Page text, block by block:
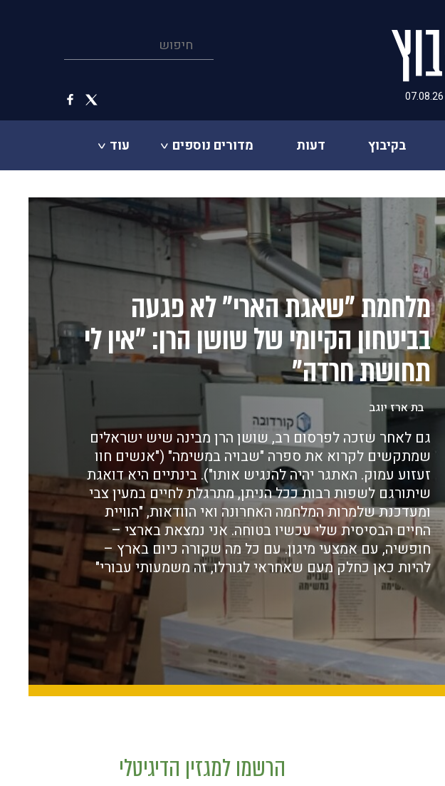
בקיבוץ דעות מדורים נוספים עוד
מלחמת "שאגת הארי" לא פגעה
בביטחון הקיומי של שושן הרן: "אין לי
תחושת חרדה"
בת ארז יוגב
גם לאחר שזכה לפרסום רב, שושן הרן מבינה שיש ישראלים
שמתקשים לקרוא את ספרה "שבויה במשימה" ("אנשים חוו
זעזוע עמוק. האתגר יהיה להנגיש אותו"). בינתיים היא דואגת
שיתורגם לשפות רבות ככל הניתן, מתרגלת לחיים במעין צבי
ומעדכנת שלמרות המלחמה האחרונה ואי הוודאות, "הוויית
החיים הבסיסית שלי עכשיו בטוחה. אני נמצאת בארצי –
חופשיה, עם אמצעי מיגון. עם כל מה שקורה כיום בארץ –
להיות כאן כחלק מעם שאחראי לגורלו, זה משמעותי עבורי"
הרשמו למגזין הדיגיטלי